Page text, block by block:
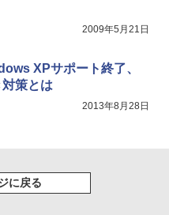
2009年5月21日
XPサポート終了、
策とは
2013年8月28日
に戻る